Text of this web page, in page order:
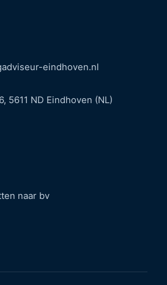
eindhoven.nl
5611 ND Eindhoven (NL)
naar bv